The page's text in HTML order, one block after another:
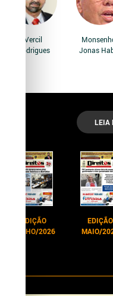
Vercil
Rodrigues
Jonas
LEIA
EDIÇÃO
JUNHO/2026
EDIÇÃO
MAIO/